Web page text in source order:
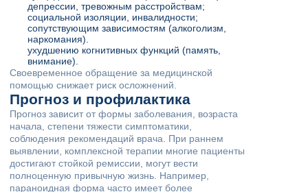
депрессии, тревожным расстройствам;
социальной изоляции, инвалидности;
сопутствующим зависимостям (алкоголизм,
наркомания).
ухудшению когнитивных функций (память,
внимание).
Своевременное обращение за медицинской
помощью снижает риск осложнений.
Прогноз и профилактика
Прогноз зависит от формы заболевания, возраста
начала, степени тяжести симптоматики,
соблюдения рекомендаций врача. При раннем
выявлении, комплексной терапии многие пациенты
достигают стойкой ремиссии, могут вести
полноценную привычную жизнь. Например,
параноидная форма часто имеет более